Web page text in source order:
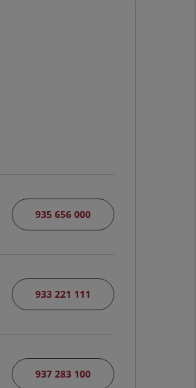
935 656 000
933 221 111
937 283 100